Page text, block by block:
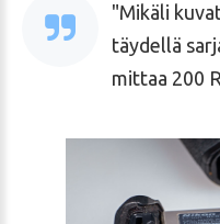
Mikäli
täydellä
mittaa 200